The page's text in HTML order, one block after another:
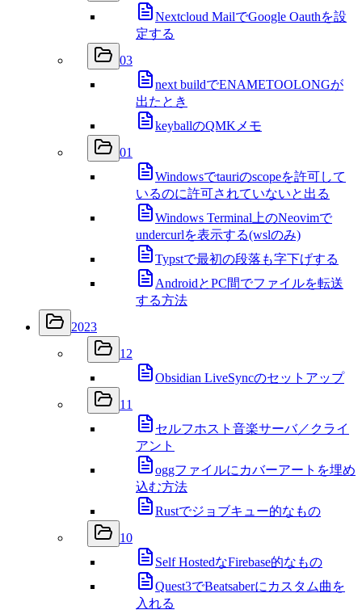
Nextcloud MailでGoogle Oauthを設
定する
03
next buildでENAMETOOLONGが
出たとき
keyballのQMKメモ
01
Windowsでtauriのscopeを許可して
いるのに許可されていないと出る
Windows Terminal上のNeovimで
undercurlを表示する(wslのみ)
Typstで最初の段落も字下げする
AndroidとPC間でファイルを転送
する方法
2023
12
Obsidian LiveSyncのセットアップ
11
セルフホスト音楽サーバ／クライ
アント
oggファイルにカバーアートを埋め
込む方法
Rustでジョブキュー的なもの
10
Self HostedなFirebase的なもの
Quest3でBeatsaberにカスタム曲を
入れる